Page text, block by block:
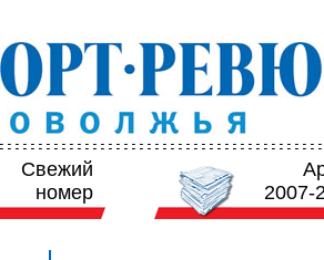
Свежий
номер
2007-